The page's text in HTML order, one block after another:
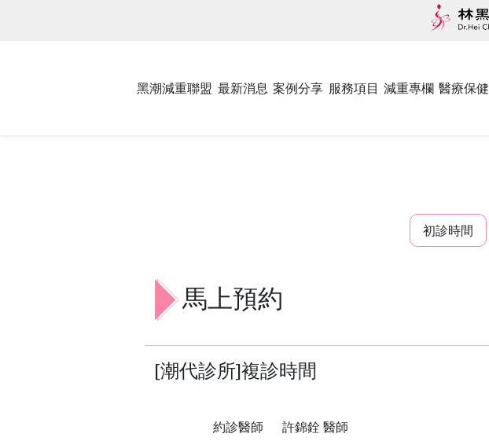
黑潮減重聯盟 最新消息 案例分享 服務項目 減重專欄 醫療保健
初診時間
馬上預約
[潮代診所]複診時間
約診醫師 許錦銓 醫師